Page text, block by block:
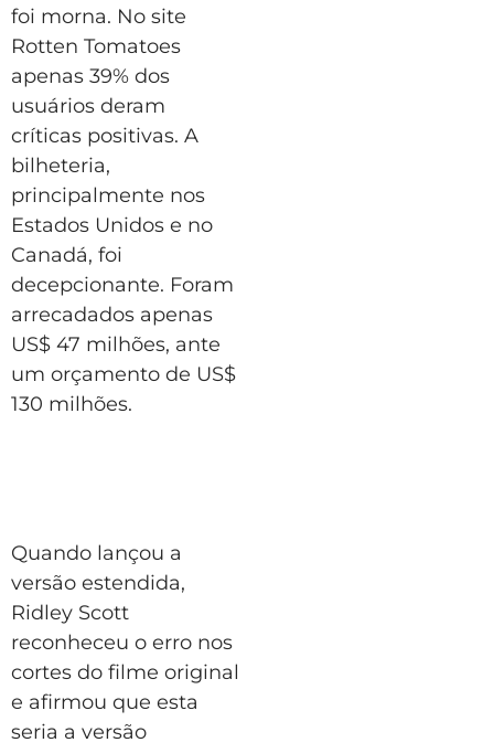
foi morna. No site
Rotten Tomatoes
apenas 39% dos
usuários deram
críticas positivas. A
bilheteria,
principalmente nos
Estados Unidos e no
Canadá, foi
decepcionante. Foram
arrecadados apenas
US$ 47 milhões, ante
um orçamento de US$
130 milhões.
Quando lançou a
versão estendida,
Ridley Scott
reconheceu o erro nos
cortes do filme original
e afirmou que esta
seria a versão